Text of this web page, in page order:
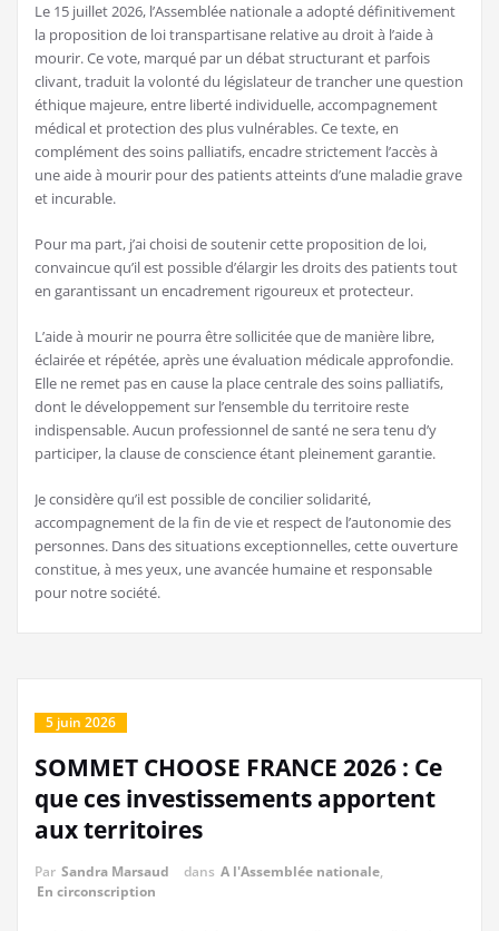
Le 15 juillet 2026, l’Assemblée nationale a adopté définitivement
la proposition de loi transpartisane relative au droit à l’aide à
mourir. Ce vote, marqué par un débat structurant et parfois
clivant, traduit la volonté du législateur de trancher une question
éthique majeure, entre liberté individuelle, accompagnement
médical et protection des plus vulnérables. Ce texte, en
complément des soins palliatifs, encadre strictement l’accès à
une aide à mourir pour des patients atteints d’une maladie grave
et incurable.
Pour ma part, j’ai choisi de soutenir cette proposition de loi,
convaincue qu’il est possible d’élargir les droits des patients tout
en garantissant un encadrement rigoureux et protecteur.
L’aide à mourir ne pourra être sollicitée que de manière libre,
éclairée et répétée, après une évaluation médicale approfondie.
Elle ne remet pas en cause la place centrale des soins palliatifs,
dont le développement sur l’ensemble du territoire reste
indispensable. Aucun professionnel de santé ne sera tenu d’y
participer, la clause de conscience étant pleinement garantie.
Je considère qu’il est possible de concilier solidarité,
accompagnement de la fin de vie et respect de l’autonomie des
personnes. Dans des situations exceptionnelles, cette ouverture
constitue, à mes yeux, une avancée humaine et responsable
pour notre société.
5 juin 2026
SOMMET CHOOSE FRANCE 2026 : Ce
que ces investissements apportent
aux territoires
Par Sandra Marsaud dans A l'Assemblée nationale,
En circonscription